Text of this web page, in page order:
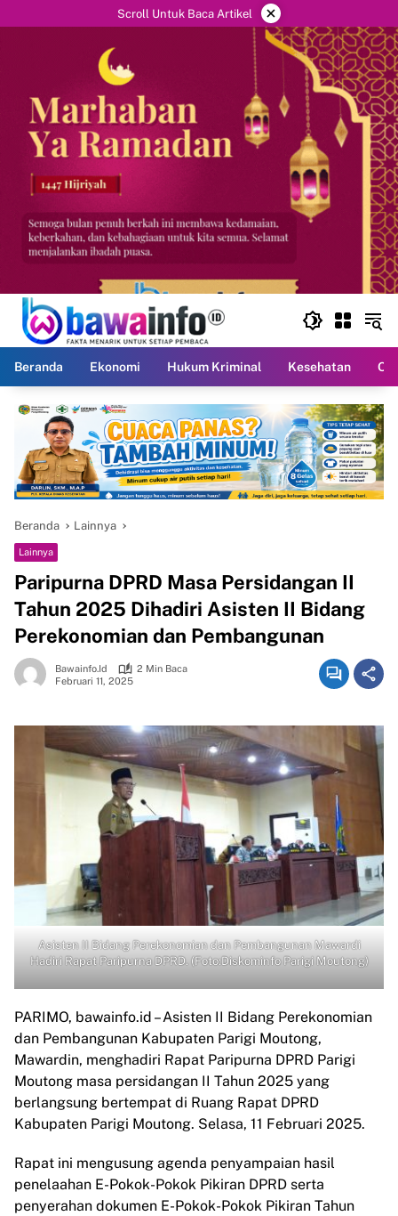
ke
Scroll Untuk Baca Artikel ×
Beranda Ekonomi Hukum Kriminal Kesehatan
Beranda Lainnya
Lainnya
Paripurna DPRD Masa Persidangan II
Tahun 2025 Dihadiri Asisten II Bidang
Perekonomian dan Pembangunan
Bawainfo.id
2 Min Baca
Februari 11, 2025
Asisten II Bidang Perekonomian dan Pembangunan Mawardi
Hadiri Rapat Paripurna DPRD. (Foto:Diskominfo Parigi Moutong)
PARIMO, bawainfo.id – Asisten II Bidang Perekonomian
dan Pembangunan Kabupaten Parigi Moutong,
Mawardin, menghadiri Rapat Paripurna DPRD Parigi
Moutong masa persidangan II Tahun 2025 yang
berlangsung bertempat di Ruang Rapat DPRD
Kabupaten Parigi Moutong. Selasa, 11 Februari 2025.
Rapat ini mengusung agenda penyampaian hasil
penelaahan E-Pokok-Pokok Pikiran DPRD serta
penyerahan dokumen E-Pokok-Pokok Pikiran Tahun